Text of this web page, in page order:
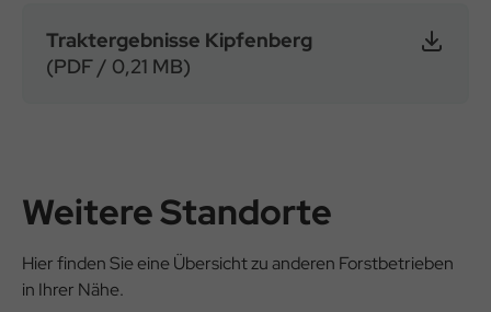
Traktergebnisse Kipfenberg
(PDF / 0,21 MB)
Weitere Standorte
Hier finden Sie eine Übersicht zu anderen Forstbetrieben
in Ihrer Nähe.